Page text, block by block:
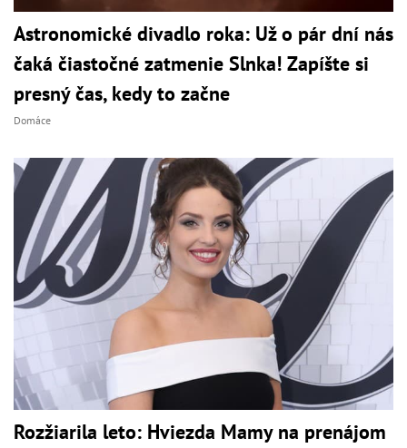
Astronomické divadlo roka: Už o pár dní nás
čaká čiastočné zatmenie Slnka! Zapíšte si
presný čas, kedy to začne
Domáce
Rozžiarila leto: Hviezda Mamy na prenájom